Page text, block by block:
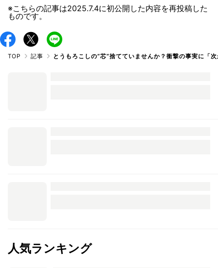
※こちらの記事は2025.7.4に初公開した内容を再投稿した
ものです。
TOP 記事 とうもろこしの”芯”捨てていませんか？衝撃の事実に「
人気ランキング